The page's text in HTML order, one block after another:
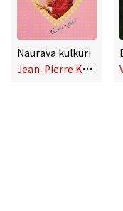
Naurava kulkuri
J
ean-Pierre Kusela